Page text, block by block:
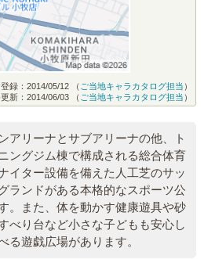
登録：2014/05/12 （ ご当地キャラカタログ担当 ）
新：2014/06/03 （ ご当地キャラカタログ担当 ）
アリーナとサブアリーナの他、ト
ングジム棟で構成される総合体育
イター設備を備えた人工芝のサッ
ランドがある本格的なスポーツ公
。また、体を動かす健康遊具や砂
べり台など小さな子どもも安心し
る遊戯広場があります。